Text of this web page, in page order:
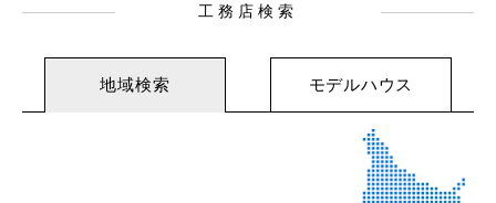
工務店検索
地域検索 モデルハウス